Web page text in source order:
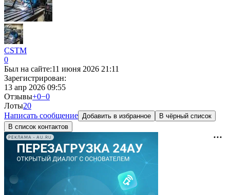
CSTM
0
Был на сайте:11 июня 2026 21:11
Зарегистрирован:
13 апр 2026 09:55
Отзывы+0−0
Лоты20
Написать сообщение Добавить в избранное
В чёрный список
В список контактов
РЕКЛАМА • AU.RU